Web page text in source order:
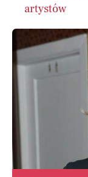
artystów